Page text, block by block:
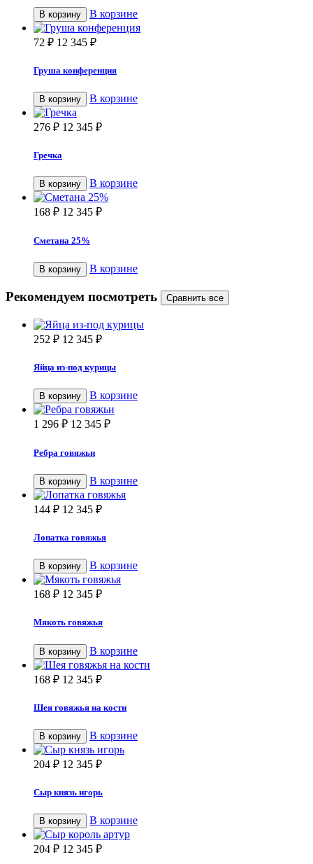
В корзину В корзине
72 ₽ 12 345 ₽
Груша конференция
В корзину В корзине
276 ₽ 12 345 ₽
Гречка
В корзину В корзине
168 ₽ 12 345 ₽
Сметана 25%
В корзину В корзине
Рекомендуем посмотреть
252 ₽ 12 345 ₽
Яйца из-под курицы
В корзину В корзине
1 296 ₽ 12 345 ₽
Ребра говяжьи
В корзину В корзине
144 ₽ 12 345 ₽
Лопатка говяжья
В корзину В корзине
168 ₽ 12 345 ₽
Мякоть говяжья
В корзину В корзине
168 ₽ 12 345 ₽
Шея говяжья на кости
В корзину В корзине
204 ₽ 12 345 ₽
Сыр князь игорь
В корзину В корзине
204 ₽ 12 345 ₽